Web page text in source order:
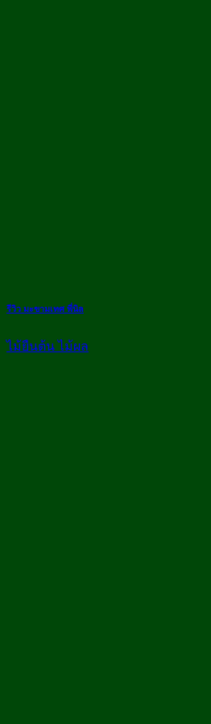
รีวิว มะขามเทศ พี่นิล
ไม้ยืนต้น ไม้ผล